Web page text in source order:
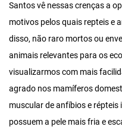
Santos vê nessas crenças a
motivos pelos quais repteis e
disso, não raro mortos ou
animais relevantes para os
visualizarmos com mais
agrado nos mamíferos
muscular de anfíbios e répteis
possuem a pele mais fria e